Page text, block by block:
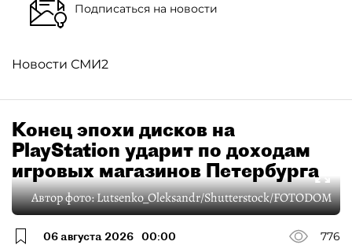
Подписаться на новости
Новости СМИ2
Конец эпохи дисков на
PlayStation ударит по доходам
игровых магазинов Петербурга
Автор фото:Lutsenko_Oleksandr/Shutterstock/FOTODOM
06 августа 2026 00:00
776